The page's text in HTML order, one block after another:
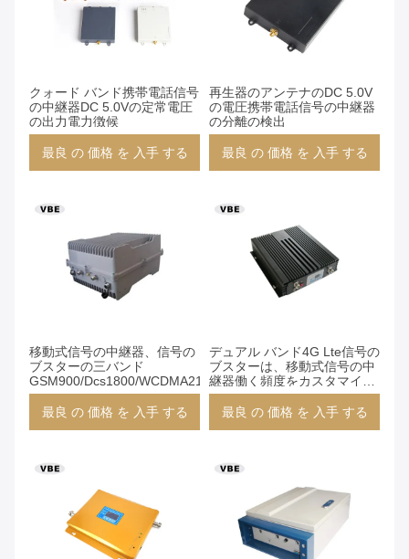
クォード バンド携帯電話信号
の中継器DC 5.0Vの定常電圧
の出力電力徴候
最良 の 価格 を 入手 する
再生器のアンテナのDC 5.0V
の電圧携帯電話信号の中継器
の分離の検出
最良 の 価格 を 入手 する
移動式信号の中継器、信号の
ブスターの三バンド
GSM900/Dcs1800/WCDMA2100
最良 の 価格 を 入手 する
デュアル バンド4G Lte信号の
ブスターは、移動式信号の中
継器働く頻度をカスタマイズ
しました
最良 の 価格 を 入手 する